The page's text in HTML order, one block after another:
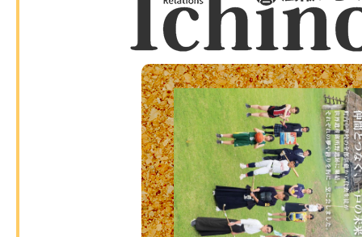
2026年07月29日 募集
町営牧野（宇別）哺育牛舎棟外
般競争入札の延期公告につい
2026年07月29日 募集